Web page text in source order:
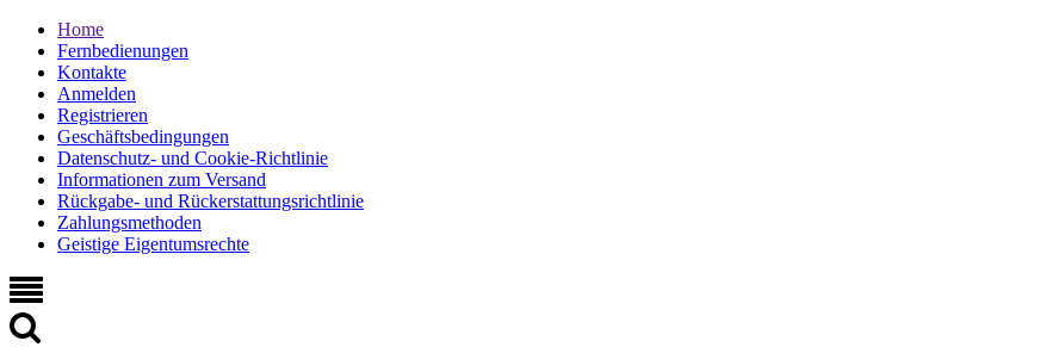
Home
Fernbedienungen
Kontakte
Anmelden
Registrieren
Geschäftsbedingungen
Datenschutz- und Cookie-Richtlinie
Informationen zum Versand
Rückgabe- und Rückerstattungsrichtlinie
Zahlungsmethoden
Geistige Eigentumsrechte